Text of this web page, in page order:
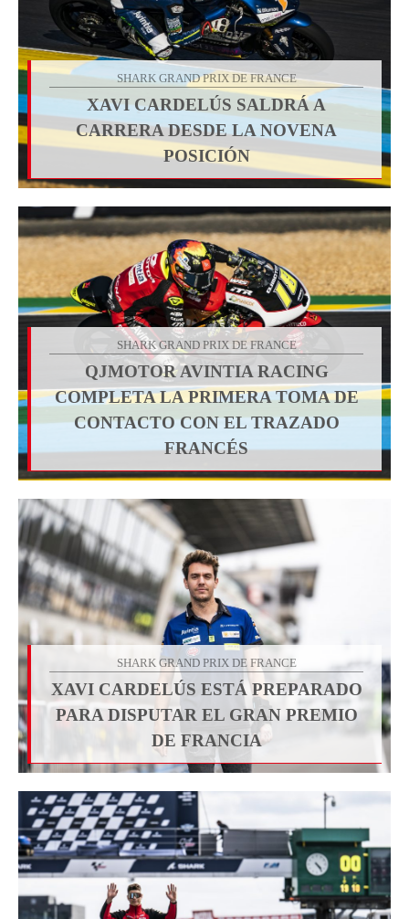
SHARK GRAND PRIX DE FRANCE
XAVI CARDELÚS SALDRÁ A
CARRERA DESDE LA NOVENA
POSICIÓN
SHARK GRAND PRIX DE FRANCE
QJMOTOR AVINTIA RACING
COMPLETA LA PRIMERA TOMA DE
CONTACTO CON EL TRAZADO
FRANCÉS
SHARK GRAND PRIX DE FRANCE
XAVI CARDELÚS ESTÁ PREPARADO
PARA DISPUTAR EL GRAN PREMIO
DE FRANCIA